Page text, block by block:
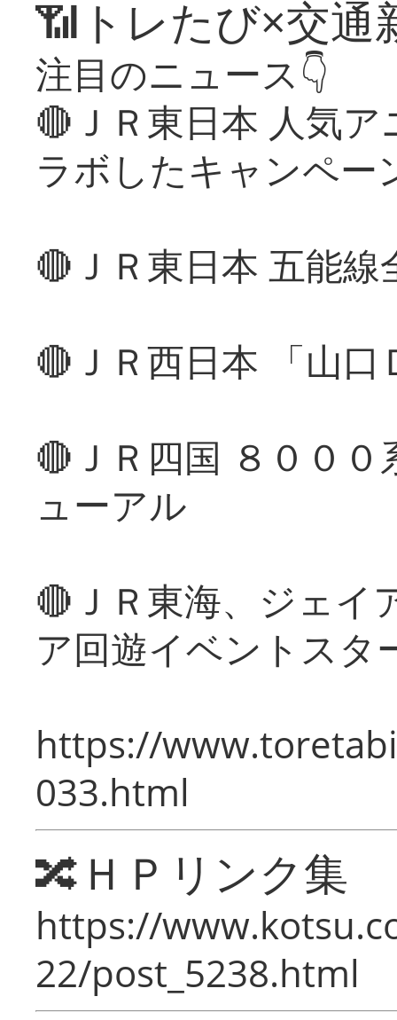
📶トレたび×交通
注目のニュース👇
🔴ＪＲ東日本 人気
ラボしたキャンペー
🔴ＪＲ東日本 五能
🔴ＪＲ西日本 「山
🔴ＪＲ四国 ８００
ューアル
🔴ＪＲ東海、ジェイ
ア回遊イベントスタ
https://
033.html
🔀ＨＰリンク集
https://
22/post_5238.html